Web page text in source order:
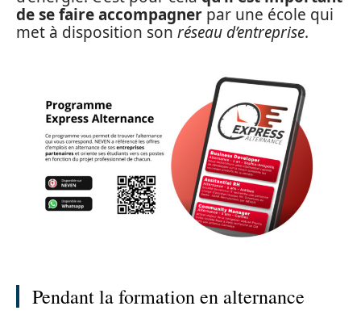
de se faire accompagner par une école qui
met à disposition son réseau d’entreprise.
Pendant la formation en alternance